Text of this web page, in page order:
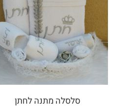
סלסלה מתנה לחתן